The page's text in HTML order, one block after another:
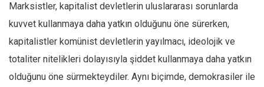
Marksistler, kapitalist devletlerin uluslararası sorunlarda
kuvvet kullanmaya daha yatkın olduğunu öne sürerken,
kapitalistler komünist devletlerin yayılmacı, ideolojik ve
totaliter nitelikleri dolayısıyla şiddet kullanmaya daha yatkın
olduğunu öne sürmekteydiler. Aynı biçimde, demokrasiler ile